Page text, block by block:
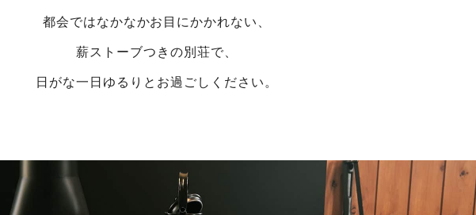
都会ではなかなかお目にかかれない、
薪ストーブつきの別荘で、
日がな一日ゆるりとお過ごしください。